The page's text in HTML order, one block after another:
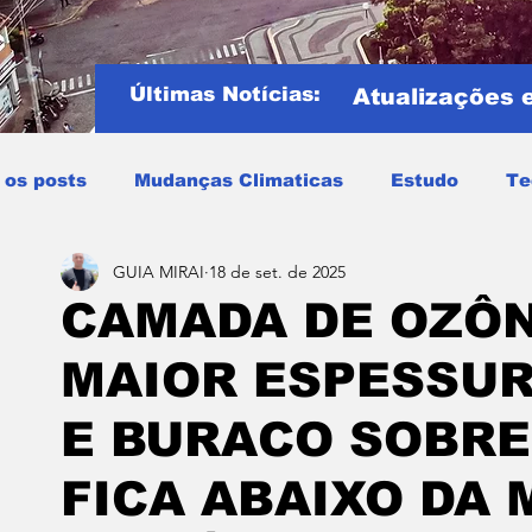
Últimas Notícias: Atualizações
os posts Mudanças Climaticas Estudo
do mundo COPA DO MUNDO 2026
Miraí Muriaé Região
CAMADA DE
MAIOR
E BURACO
FICA ABAIXO DA
GUIA MIRAI 18 de set. de 2025